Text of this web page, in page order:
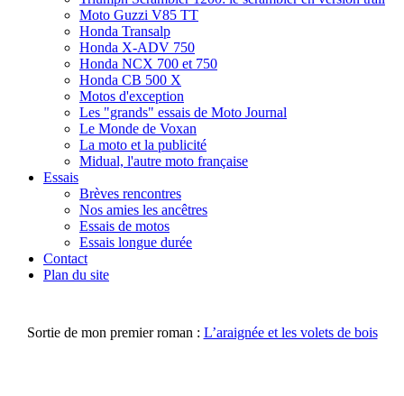
Moto Guzzi V85 TT
Honda Transalp
Honda X-ADV 750
Honda NCX 700 et 750
Honda CB 500 X
Motos d'exception
Les "grands" essais de Moto Journal
Le Monde de Voxan
La moto et la publicité
Midual, l'autre moto française
Essais
Brèves rencontres
Nos amies les ancêtres
Essais de motos
Essais longue durée
Contact
Plan du site
Sortie de mon premier roman : L’araignée et les volets de bois